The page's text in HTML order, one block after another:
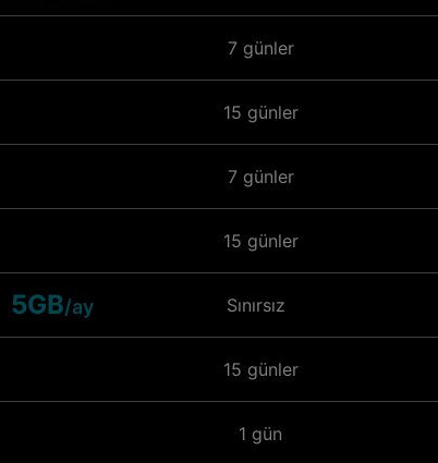
7 günler
15 günler
7 günler
15 günler
5GB/ay Sınırsız
15 günler
1 gün